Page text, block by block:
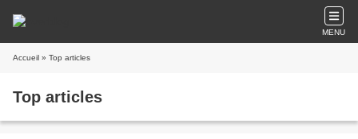
MENU
Accueil » Top articles
Top articles